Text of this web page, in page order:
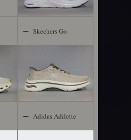
Skechers Go
Adidas Adilette